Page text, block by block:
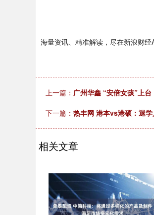
海量资讯、精准解读，尽在新浪财经
上一篇： 广州华鑫 “安倍女孩”上
下一篇： 热丰网 港本vs港硕：退学
相关文章